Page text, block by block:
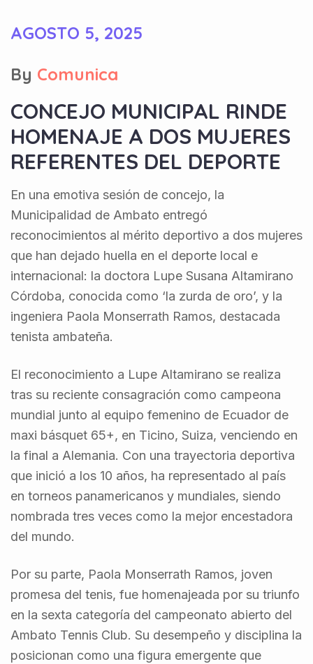
AGOSTO 5, 2025
By Comunica
CONCEJO MUNICIPAL RINDE
HOMENAJE A DOS MUJERES
REFERENTES DEL DEPORTE
En una emotiva sesión de concejo, la
Municipalidad de Ambato entregó
reconocimientos al mérito deportivo a dos mujeres
que han dejado huella en el deporte local e
internacional: la doctora Lupe Susana Altamirano
Córdoba, conocida como ‘la zurda de oro’, y la
ingeniera Paola Monserrath Ramos, destacada
tenista ambateña.
El reconocimiento a Lupe Altamirano se realiza
tras su reciente consagración como campeona
mundial junto al equipo femenino de Ecuador de
maxi básquet 65+, en Ticino, Suiza, venciendo en
la final a Alemania. Con una trayectoria deportiva
que inició a los 10 años, ha representado al país
en torneos panamericanos y mundiales, siendo
nombrada tres veces como la mejor encestadora
del mundo.
Por su parte, Paola Monserrath Ramos, joven
promesa del tenis, fue homenajeada por su triunfo
en la sexta categoría del campeonato abierto del
Ambato Tennis Club. Su desempeño y disciplina la
posicionan como una figura emergente que